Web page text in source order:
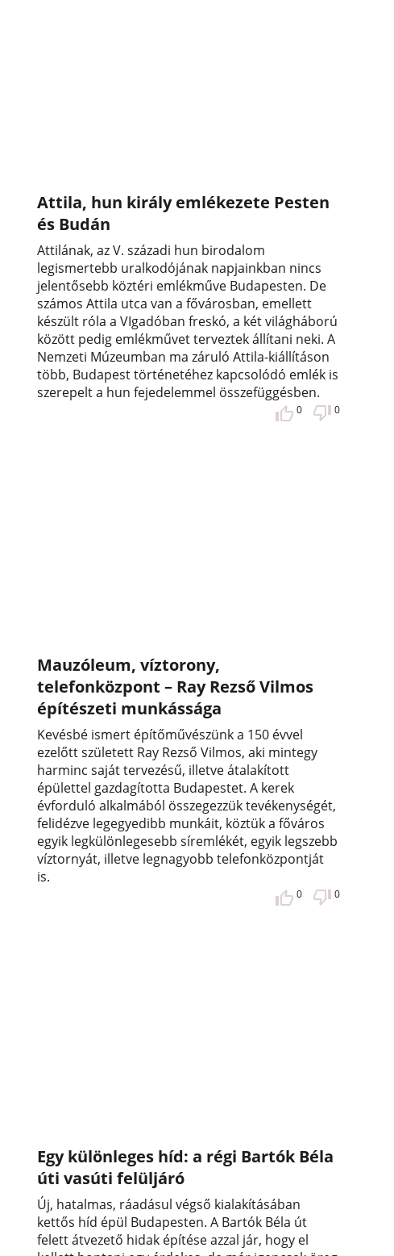
Attila, hun király emlékezete Pesten
és Budán
Attilának, az V. századi hun birodalom
legismertebb uralkodójának napjainkban nincs
jelentősebb köztéri emlékműve Budapesten. De
számos Attila utca van a fővárosban, emellett
készült róla a VIgadóban freskó, a két világháború
között pedig emlékművet terveztek állítani neki. A
Nemzeti Múzeumban ma záruló Attila-kiállításon
több, Budapest történetéhez kapcsolódó emlék is
szerepelt a hun fejedelemmel összefüggésben.
0 0
Mauzóleum, víztorony,
telefonközpont – Ray Rezső Vilmos
építészeti munkássága
Kevésbé ismert építőművészünk a 150 évvel
ezelőtt született Ray Rezső Vilmos, aki mintegy
harminc saját tervezésű, illetve átalakított
épülettel gazdagította Budapestet. A kerek
évforduló alkalmából összegezzük tevékenységét,
felidézve legegyedibb munkáit, köztük a főváros
egyik legkülönlegesebb síremlékét, egyik legszebb
víztornyát, illetve legnagyobb telefonközpontját
is.
0 0
Egy különleges híd: a régi Bartók Béla
úti vasúti felüljáró
Új, hatalmas, ráadásul végső kialakításában
kettős híd épül Budapesten. A Bartók Béla út
felett átvezető hidak építése azzal jár, hogy el